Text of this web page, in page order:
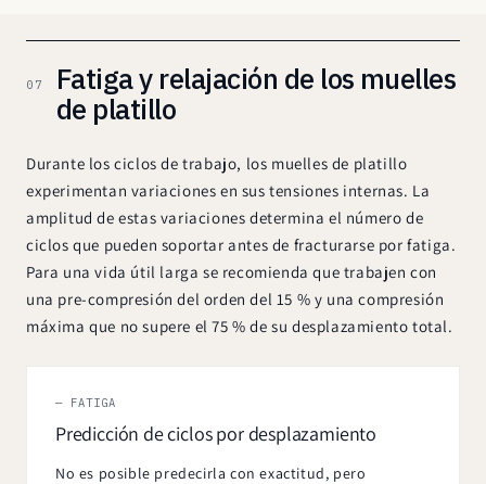
milímetros,
rango
07
Fatiga y relajación de los muelles
de platillo
Durante los ciclos de trabajo, los muelles de platillo
experimentan variaciones en sus tensiones internas. La
amplitud de estas variaciones determina el número de
ciclos que pueden soportar antes de fracturarse por fatiga.
Para una vida útil larga se recomienda que trabajen con
una pre-compresión del orden del 15 % y una compresión
máxima que no supere el 75 % de su desplazamiento total.
— FATIGA
Predicción de ciclos por desplazamiento
No es posible predecirla con exactitud, pero